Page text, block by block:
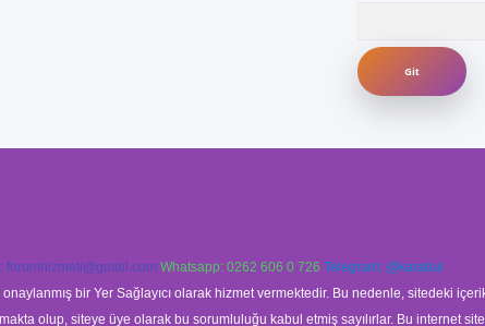
forumhizmeti@gmail.com Whatsapp: 0262 606 0 726 Telegram: @karabul
bir Yer Sağlayıcı olarak hizmet vermektedir. Bu nedenle, sitedeki
olup, siteye üye olarak bu sorumluluğu kabul etmiş sayılırlar. Bu internet